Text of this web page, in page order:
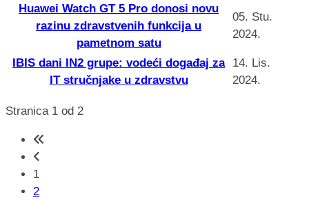
Huawei Watch GT 5 Pro donosi novu
razinu zdravstvenih funkcija u
pametnom satu
05. Stu.
2024.
IBIS dani IN2 grupe: vodeći događaj za
IT stručnjake u zdravstvu
14. Lis.
2024.
Stranica 1 od 2
1
2